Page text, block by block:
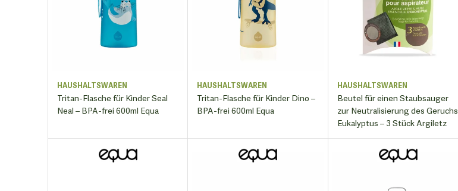
HAUSHALTSWAREN
Tritan-Flasche für Kinder Seal
Neal – BPA-frei 600ml Equa
HAUSHALTSWAREN
Tritan-Flasche für Kinder Dino –
BPA-frei 600ml Equa
HAUSHALTSWAREN
Beutel für einen Staubsauger
zur Neutralisierung des Geruchs
Eukalyptus – 3 Stück Argiletz